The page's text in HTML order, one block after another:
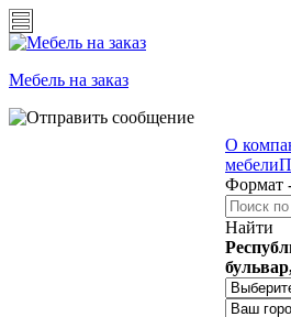
Мебель на заказ
О
мебели
Формат
Найти